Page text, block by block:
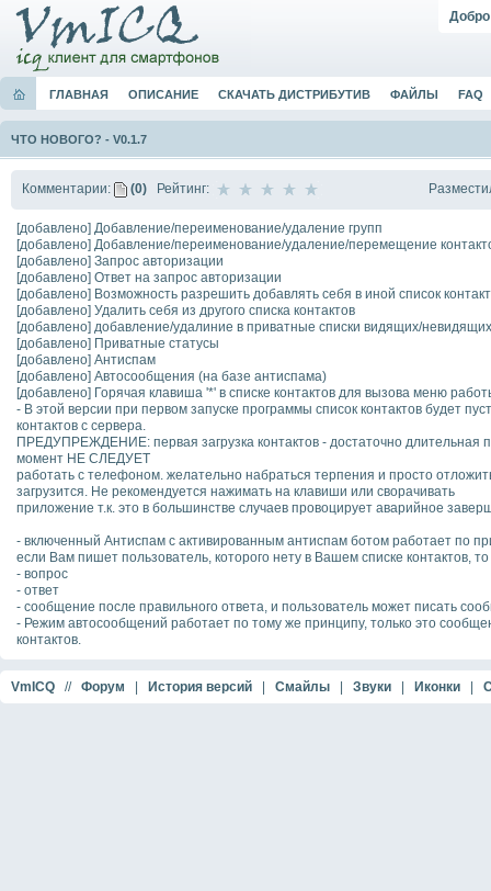
ГЛАВНАЯ ОПИСАНИЕ СКАЧАТЬ ДИСТРИБУТИВ ФАЙЛЫ FAQ
ЧТО НОВОГО? - V0.1.7
Комментарии: (0) Рейтинг:
[добавлено] Добавление/переименование/удаление групп
[добавлено] Добавление/переименование/удаление/перемещение
[добавлено] Запрос авторизации
[добавлено] Ответ на запрос авторизации
[добавлено] Возможность разрешить добавлять себя в иной список
[добавлено] Удалить себя из другого списка контактов
[добавлено] добавление/удалиние в приватные списки видящих/
[добавлено] Приватные статусы
[добавлено] Антиспам
[добавлено] Автосообщения (на базе антиспама)
[добавлено] Горячая клавиша '*' в списке контактов для вызова меню
- В этой версии при первом запуске программы список контактов будет
контактов с сервера.
ПРЕДУПРЕЖДЕНИЕ: первая загрузка контактов - достаточно длительная
момент НЕ СЛЕДУЕТ
работать с телефоном. желательно набраться терпения и просто
загрузится. Не рекомендуется нажимать на клавиши или сворачивать
приложение т.к. это в большинстве случаев провоцирует аварийное
- включенный Антиспам с активированным антиспам ботом работает по
если Вам пишет пользователь, которого нету в Вашем списке контактов,
- вопрос
- ответ
- сообщение после правильного ответа, и пользователь может писать
- Режим автосообщений работает по тому же принципу, только это
контактов.
VmICQ // Форум История версий Смайлы Звуки Иконки